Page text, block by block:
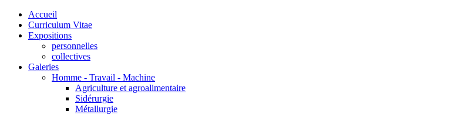
Accueil
Curriculum Vitae
Expositions
personnelles
collectives
Galeries
Homme - Travail - Machine
Agriculture et agroalimentaire
Sidérurgie
Métallurgie